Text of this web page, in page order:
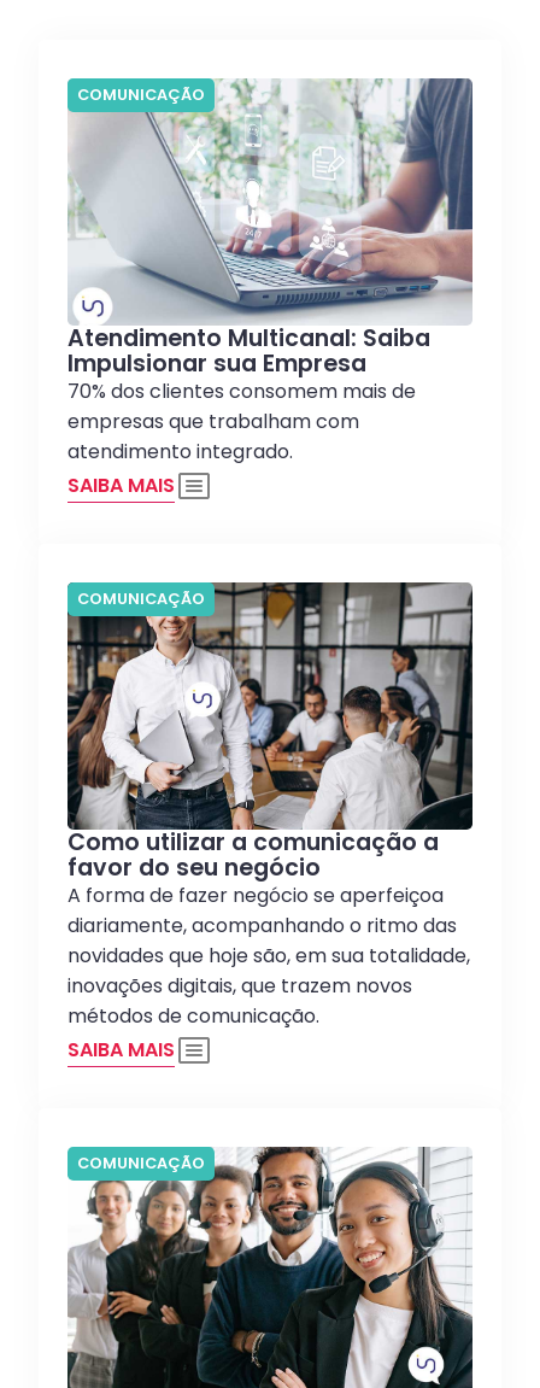
COMUNICAÇÃO
Atendimento Multicanal: Saiba
Impulsionar sua Empresa
70% dos clientes consomem mais de
empresas que trabalham com
atendimento integrado.
SAIBA MAIS
COMUNICAÇÃO
Como utilizar a comunicação a
favor do seu negócio
A forma de fazer negócio se aperfeiçoa
diariamente, acompanhando o ritmo das
novidades que hoje são, em sua totalidade,
inovações digitais, que trazem novos
métodos de comunicação.
SAIBA MAIS
COMUNICAÇÃO